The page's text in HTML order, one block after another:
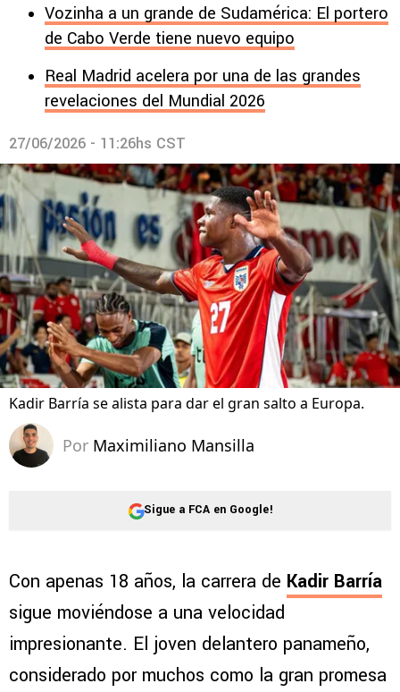
Vozinha a un grande de Sudamérica: El portero
de Cabo Verde tiene nuevo equipo
Real Madrid acelera por una de las grandes
revelaciones del Mundial 2026
27/06/2026 - 11:26hs CST
Kadir Barría se alista para dar el gran salto a Europa.
Por Maximiliano Mansilla
Sigue a FCA en Google!
Con apenas 18 años, la carrera de Kadir Barría
sigue moviéndose a una velocidad
impresionante. El joven delantero panameño,
considerado por muchos como la gran promesa